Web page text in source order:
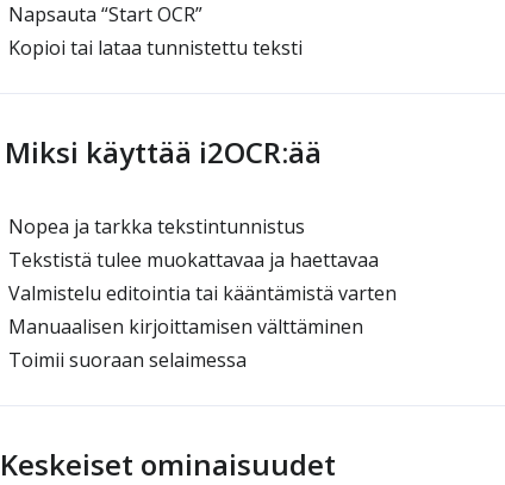
Napsauta “Start OCR”
Kopioi tai lataa tunnistettu teksti
Miksi käyttää i2OCR:ää
Nopea ja tarkka tekstintunnistus
Tekstistä tulee muokattavaa ja haettavaa
Valmistelu editointia tai kääntämistä varten
Manuaalisen kirjoittamisen välttäminen
Toimii suoraan selaimessa
Keskeiset ominaisuudet